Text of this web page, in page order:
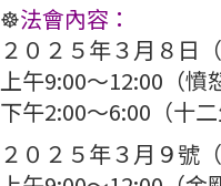
☸️法會內容：
２０２５年３月８日（
上午9:00～12:00（憤
下午2:00～6:00（十
２０２５年３月９號（